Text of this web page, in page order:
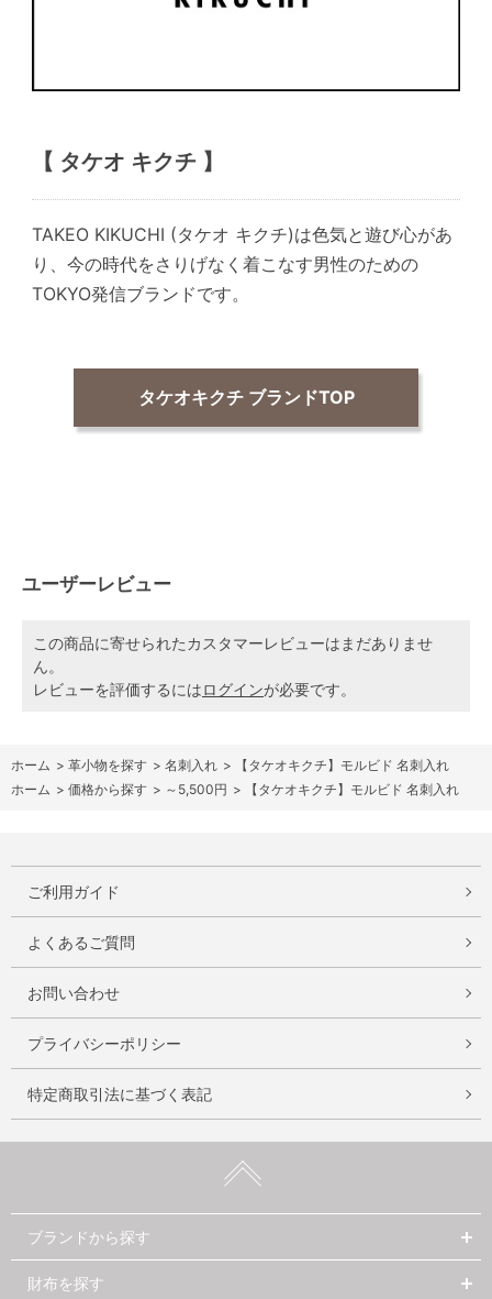
【 タケオ キクチ 】
TAKEO KIKUCHI (タケオ キクチ)は色気と遊び心があ
り、今の時代をさりげなく着こなす男性のための
TOKYO発信ブランドです。
タケオキクチ ブランドTOP
ユーザーレビュー
この商品に寄せられたカスタマーレビューはまだありませ
ん。
レビューを評価するにはログインが必要です。
ホーム > 革小物を探す > 名刺入れ >
【タケオキクチ】モルビド 名刺入れ
ホーム > 価格から探す > ～5,500円 > 【タケオキクチ】モルビド 名刺入れ
ご利用ガイド
よくあるご質問
お問い合わせ
プライバシーポリシー
特定商取引法に基づく表記
ブランドから探す
財布を探す